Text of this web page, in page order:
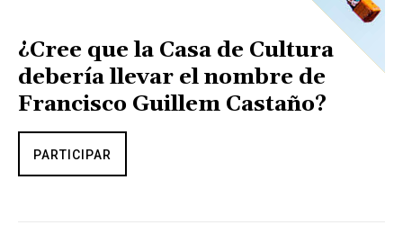
¿Cree que la Casa de Cultura
debería llevar el nombre de
Francisco Guillem Castaño?
PARTICIPAR